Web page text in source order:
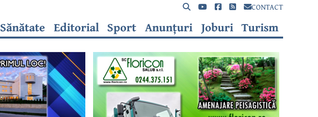
CONTACT
Sănătate Editorial Sport Anunțuri Joburi Turism